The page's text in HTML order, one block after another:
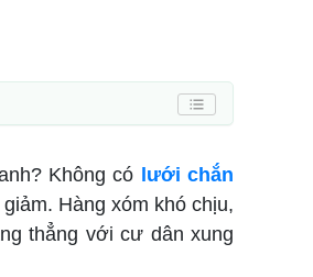
Không có
lưới chắn
Hàng xóm khó chịu,
thẳng với cư dân xung